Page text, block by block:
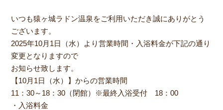
いつも猿ヶ城ラドン温泉をご利用いただき誠にありがとう
ございます。
2025年10月1日（水）より営業時間・入浴料金が下記の通り
変更となりますので
お知らせ致します。
【10月1日（水）】からの営業時間
11：30～18：30（閉館）※最終入浴受付 18：00
・入浴料金